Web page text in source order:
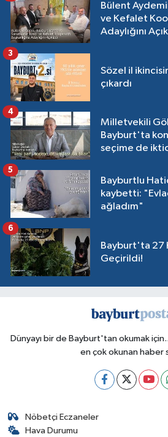
Bülent
ve Kefalet
Adaylığını
Sözel il
çıkardı
3
Milletvekili
Bayburt'ta
seçime de
4
Bayburtlu
kaybetti:
ağladım"
5
Bayburt'ta 27
Geçirildi!
6
Dünyayı bir de Bayburt'tan okumak
en çok okunan haber
Nöbetçi Eczaneler
Hava Durumu